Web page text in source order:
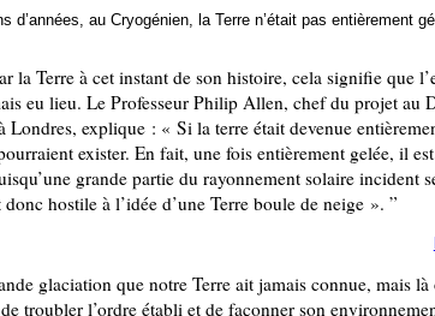
d’années, au Cryogénien, la Terre n’était pas entièrement
la Terre à cet instant de son histoire, cela signifie que
eu lieu. Le Professeur Philip Allen, chef du projet au
explique : « Si la terre était devenue
exister. En fait, une fois entièrement gelée, il
grande partie du rayonnement solaire incident
hostile à l’idée d’une Terre boule de neige ». ”
glaciation que notre Terre ait jamais connue, mais
troubler l’ordre établi et de façonner son